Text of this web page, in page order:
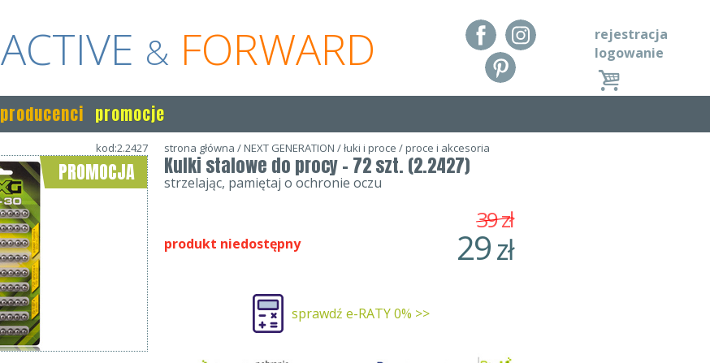
ACTIVE & FORWARD
rejestracja
logowanie
producenci promocje
kod:2.2427
PROMOCJA
strona główna /NEXT GENERATION /łuki i proce /proce i akcesoria
Kulki stalowe do procy - 72 szt. (2.2427)
strzelając, pamiętaj o ochronie oczu
29zł
39zł
produkt niedostępny
sprawdź e-RATY 0% >>